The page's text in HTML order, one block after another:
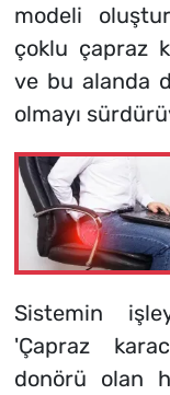
modeli
çoklu çapraz
ve bu alanda
olmayı
Sistemin
'Çapraz
donörü olan